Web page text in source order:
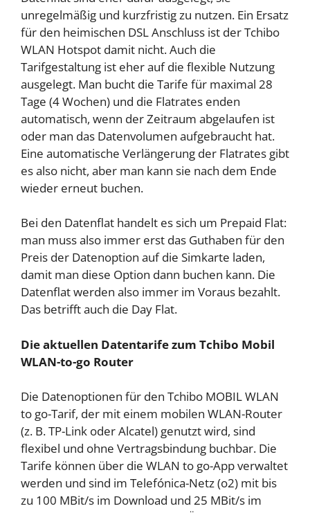
unregelmäßig und kurzfristig zu nutzen. Ein Ersatz
für den heimischen DSL Anschluss ist der Tchibo
WLAN Hotspot damit nicht. Auch die
Tarifgestaltung ist eher auf die flexible Nutzung
ausgelegt. Man bucht die Tarife für maximal 28
Tage (4 Wochen) und die Flatrates enden
automatisch, wenn der Zeitraum abgelaufen ist
oder man das Datenvolumen aufgebraucht hat.
Eine automatische Verlängerung der Flatrates gibt
es also nicht, aber man kann sie nach dem Ende
wieder erneut buchen.
Bei den Datenflat handelt es sich um Prepaid Flat:
man muss also immer erst das Guthaben für den
Preis der Datenoption auf die Simkarte laden,
damit man diese Option dann buchen kann. Die
Datenflat werden also immer im Voraus bezahlt.
Das betrifft auch die Day Flat.
Die aktuellen Datentarife zum Tchibo Mobil
WLAN-to-go Router
Die Datenoptionen für den Tchibo MOBIL WLAN
to go-Tarif, der mit einem mobilen WLAN-Router
(z. B. TP-Link oder Alcatel) genutzt wird, sind
flexibel und ohne Vertragsbindung buchbar. Die
Tarife können über die WLAN to go-App verwaltet
werden und sind im Telefónica-Netz (o2) mit bis
zu 100 MBit/s im Download und 25 MBit/s im